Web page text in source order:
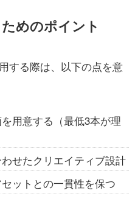
めのポイント
する際は、以下の点を意
用意する（最低3本が理
せたクリエイティブ設計
ットとの一貫性を保つ